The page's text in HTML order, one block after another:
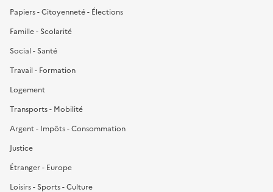
Papiers - Citoyenneté - Élections
Famille - Scolarité
Social - Santé
Travail - Formation
Logement
Transports - Mobilité
Argent - Impôts - Consommation
Justice
Étranger - Europe
Loisirs - Sports - Culture